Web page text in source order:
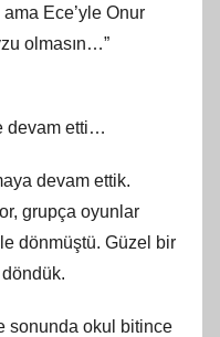
Ece’yle Onur
olmasın…”
devam etti…
devam ettik.
grupça oyunlar
dönmüştü. Güzel bir
sonunda okul bitince